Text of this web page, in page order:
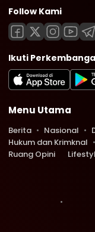
Follow Kami
Ikuti
Menu Utama
Berita Nasional
Hukum dan Krimknal
Ruang Opini